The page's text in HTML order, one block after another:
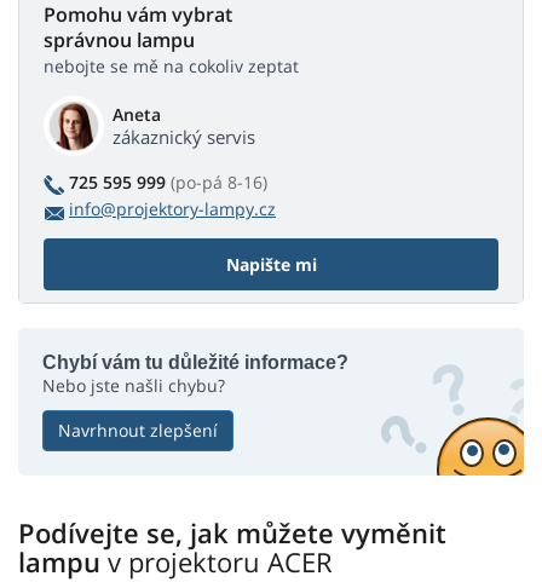
Pomohu vám vybrat
správnou lampu
nebojte se mě na cokoliv zeptat
Aneta
zákaznický servis
725 595 999 (po-pá 8-16)
info@projektory-lampy.cz
Napište mi
Chybí vám tu důležité informace?
Nebo jste našli chybu?
Navrhnout zlepšení
Podívejte se, jak můžete vyměnit
lampuv projektoru ACER